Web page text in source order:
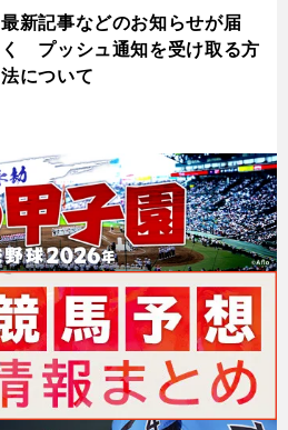
最新記事などのお知らせが届
く プッシュ通知を受け取る方
法について